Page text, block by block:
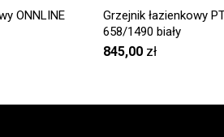
ONNLINE
Grzejnik łazienkowy
658/1490 biały
845,00 zł